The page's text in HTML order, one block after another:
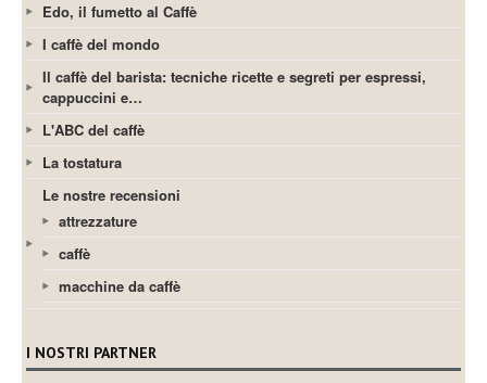
Edo, il fumetto al Caffè
I caffè del mondo
Il caffè del barista: tecniche ricette e segreti per espressi,
cappuccini e…
L'ABC del caffè
La tostatura
Le nostre recensioni
attrezzature
caffè
macchine da caffè
I NOSTRI PARTNER